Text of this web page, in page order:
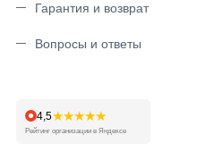
Гарантия и возврат
Вопросы и ответы
4,5★★★★★
Рейтинг организации в Яндексе